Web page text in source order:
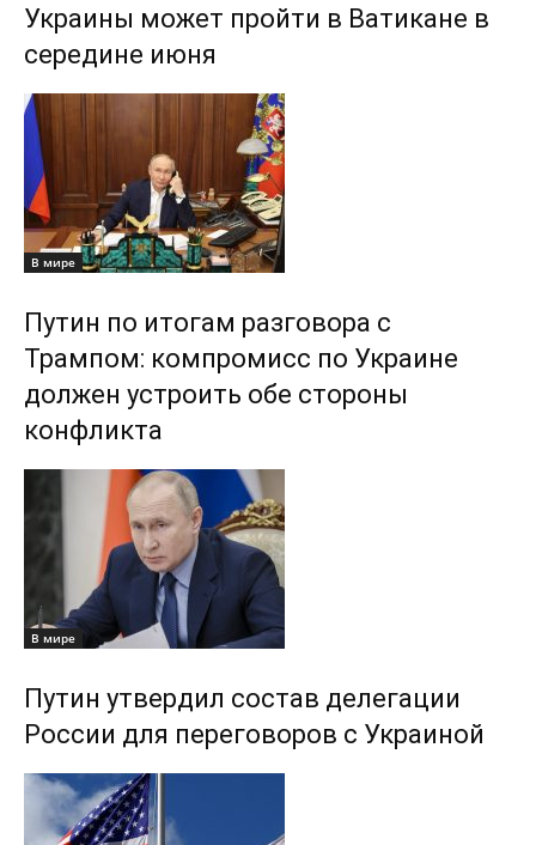
Украины может пройти в Ватикане в
середине июня
В мире
Путин по итогам разговора с
Трампом: компромисс по Украине
должен устроить обе стороны
конфликта
В мире
Путин утвердил состав делегации
России для переговоров с Украиной